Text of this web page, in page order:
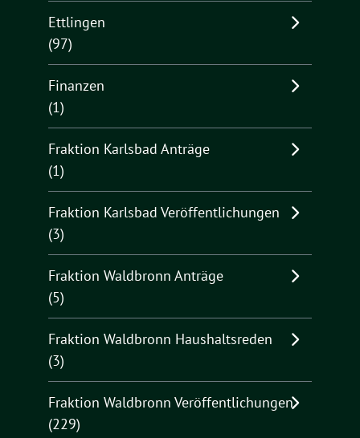
Ettlingen
(97)
Finanzen
(1)
Fraktion Karlsbad Anträge
(1)
Fraktion Karlsbad Veröffentlichungen
(3)
Fraktion Waldbronn Anträge
(5)
Fraktion Waldbronn Haushaltsreden
(3)
Fraktion Waldbronn Veröffentlichungen
(229)